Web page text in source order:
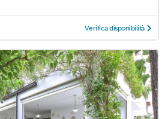
Verifica disponibilità